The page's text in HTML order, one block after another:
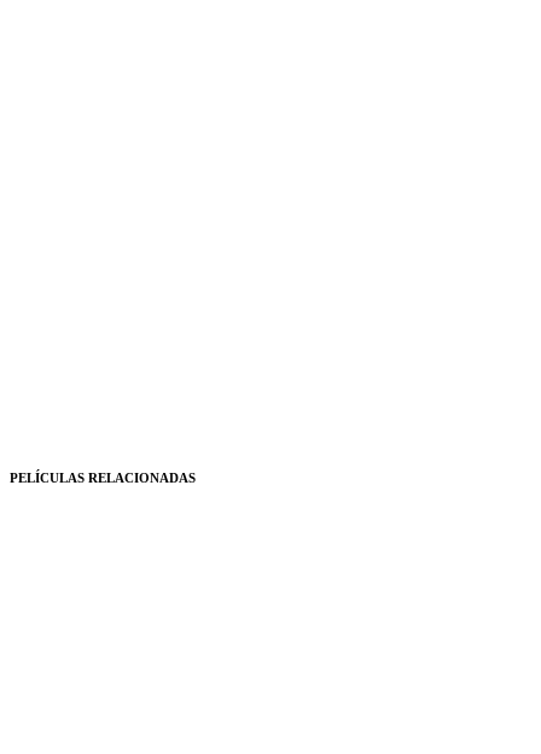
PELÍCULAS RELACIONADAS